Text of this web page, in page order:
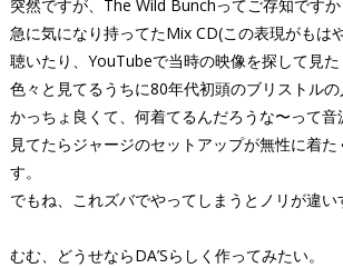
突然ですが、The Wild Bunchってご存知ですか
急に気になり持ってたMix CD(この表現がもは
聴いたり、YouTubeで当時の映像を探して見た
色々と見てるうちに80年代初頭のブリストル
かっちょ良くて、何着てるんだろうな〜って
見てたらジャージのセットアップが無性に着
す。
でもね、これズバでやってしまうとノリが違い
むむ、どうせならDA’Sらしく作ってみたい。